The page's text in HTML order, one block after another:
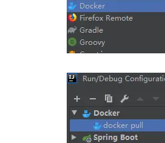
# docker run -p
# -v /usr/server/
# -v /usr/server/